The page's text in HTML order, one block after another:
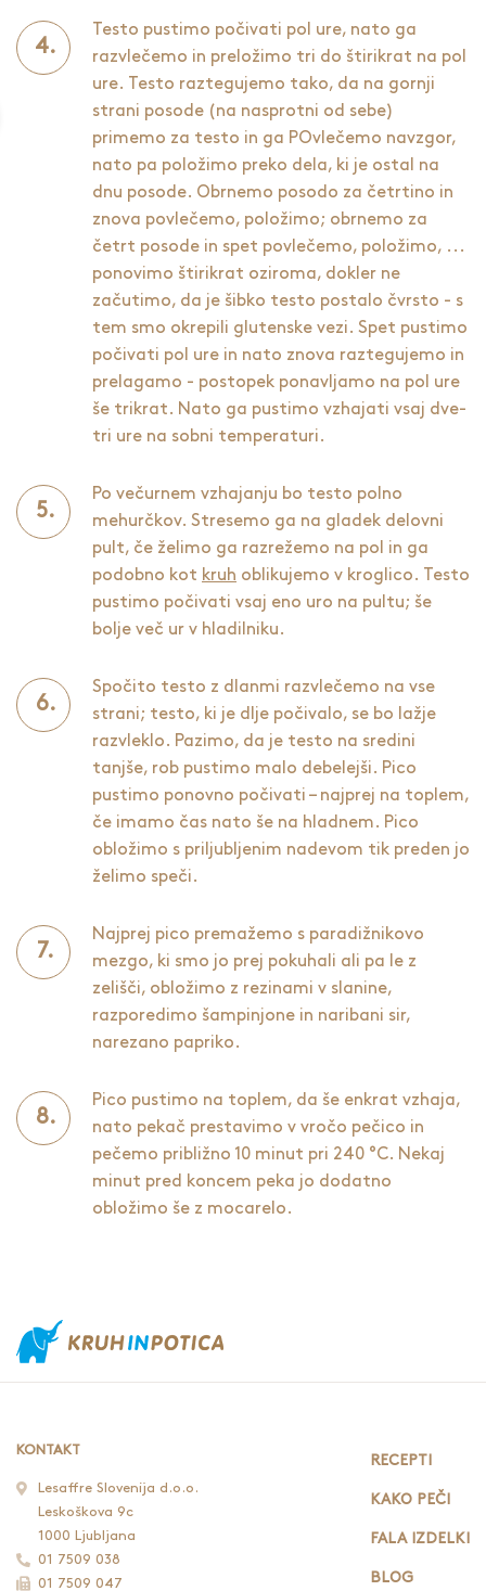
Testo pustimo počivati pol ure, nato ga
razvlečemo in preložimo tri do štirikrat na pol
ure. Testo raztegujemo tako, da na gornji
strani posode (na nasprotni od sebe)
primemo za testo in ga POvlečemo navzgor,
nato pa položimo preko dela, ki je ostal na
dnu posode. Obrnemo posodo za četrtino in
znova povlečemo, položimo; obrnemo za
četrt posode in spet povlečemo, položimo, ...
ponovimo štirikrat oziroma, dokler ne
začutimo, da je šibko testo postalo čvrsto - s
tem smo okrepili glutenske vezi. Spet pustimo
počivati pol ure in nato znova raztegujemo in
prelagamo - postopek ponavljamo na pol ure
še trikrat. Nato ga pustimo vzhajati vsaj dve-
tri ure na sobni temperaturi.
Po večurnem vzhajanju bo testo polno
mehurčkov. Stresemo ga na gladek delovni
pult, če želimo ga razrežemo na pol in ga
podobno kot kruh oblikujemo v kroglico. Testo
pustimo počivati vsaj eno uro na pultu; še
bolje več ur v hladilniku.
Spočito testo z dlanmi razvlečemo na vse
strani; testo, ki je dlje počivalo, se bo lažje
razvleklo. Pazimo, da je testo na sredini
tanjše, rob pustimo malo debelejši. Pico
pustimo ponovno počivati – najprej na toplem,
če imamo čas nato še na hladnem. Pico
obložimo s priljubljenim nadevom tik preden jo
želimo speči.
Najprej pico premažemo s paradižnikovo
mezgo, ki smo jo prej pokuhali ali pa le z
zelišči, obložimo z rezinami v slanine,
razporedimo šampinjone in naribani sir,
narezano papriko.
Pico pustimo na toplem, da še enkrat vzhaja,
nato pekač prestavimo v vročo pečico in
pečemo približno 10 minut pri 240 °C. Nekaj
minut pred koncem peka jo dodatno
obložimo še z mocarelo.
KONTAKT
Lesaffre Slovenija d.o.o.
Leskoškova 9c
1000 Ljubljana
01 7509 038
01 7509 047
RECEPTI
KAKO PEČI
FALA IZDELKI
BLOG